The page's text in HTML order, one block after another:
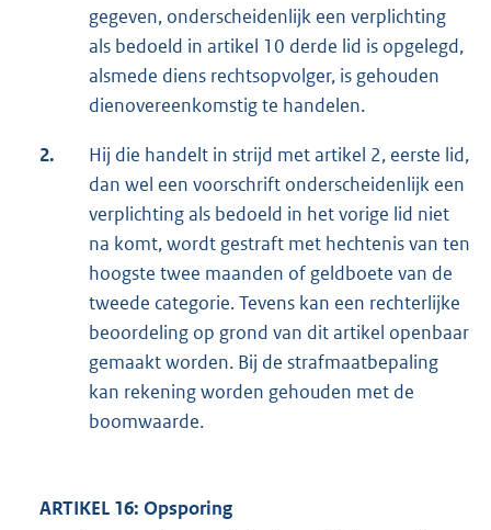
gegeven, onderscheidenlijk een verplichting
als bedoeld in artikel 10 derde lid is opgelegd,
alsmede diens rechtsopvolger, is gehouden
dienovereenkomstig te handelen.
2.
Hij die handelt in strijd met artikel 2, eerste lid,
dan wel een voorschrift onderscheidenlijk een
verplichting als bedoeld in het vorige lid niet
na komt, wordt gestraft met hechtenis van ten
hoogste twee maanden of geldboete van de
tweede categorie. Tevens kan een rechterlijke
beoordeling op grond van dit artikel openbaar
gemaakt worden. Bij de strafmaatbepaling
kan rekening worden gehouden met de
boomwaarde.
ARTIKEL 16: Opsporing